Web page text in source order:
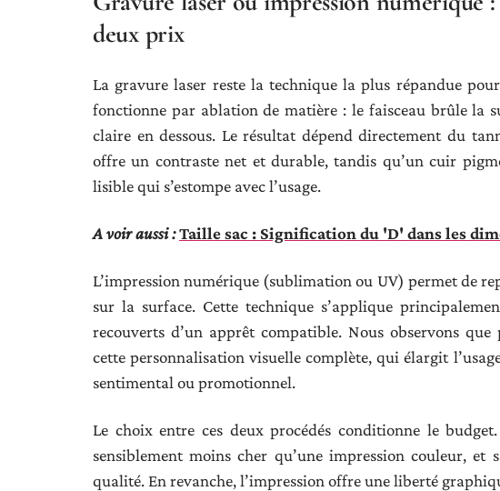
deux prix
La gravure laser reste la technique la plus répandue
fonctionne par ablation de matière : le faisceau brûle la
claire en dessous. Le résultat dépend directement du
offre un contraste net et durable, tandis qu’un cuir
lisible qui s’estompe avec l’usage.
A voir aussi :Taille sac : Signification du 'D' dans les
L’impression numérique (sublimation ou UV) permet de
sur la surface. Cette technique s’applique
recouverts d’un apprêt compatible. Nous observons
cette personnalisation visuelle complète, qui élargit
sentimental ou promotionnel.
Le choix entre ces deux procédés conditionne le
sensiblement moins cher qu’une impression couleur,
qualité. En revanche, l’impression offre une liberté